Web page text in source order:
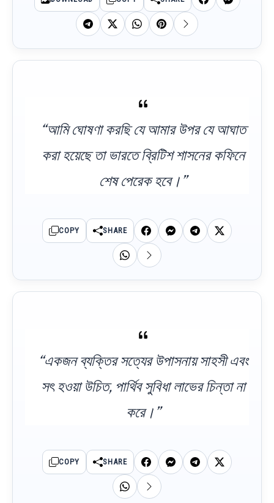
“আমি ঘোষণা করছি যে আমার উপর যে আঘাত
করা হয়েছে তা ভারতে ব্রিটিশ শাসনের কফিনে
শেষ পেরেক হবে।”
COPY SHARE
“একজন ব্যক্তির সত্যের উপাসনায় সাহসী এবং
সৎ হওয়া উচিত, পার্থিব সুবিধা লাভের চিন্তা না
করে।”
COPY SHARE